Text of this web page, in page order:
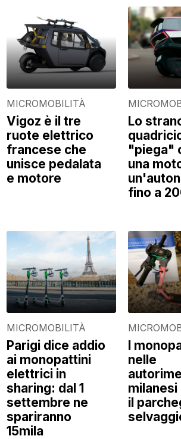
MICROMOBILITÀ
Vigoz è il tre
ruote elettrico
francese che
unisce pedalata
e motore
Lo
"piega"
una
fino a
MICROMOBILITÀ
Parigi dice addio
ai monopattini
elettrici in
sharing: dal 1
settembre ne
spariranno
15mila
I
nelle
il